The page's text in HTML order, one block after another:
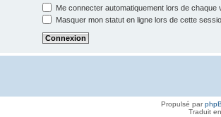
Me connecter automatiquement lors de chaque
Masquer mon statut en ligne lors de cette
Propulsé par
Traduit